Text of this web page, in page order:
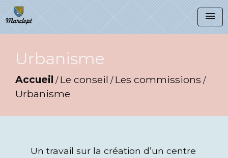
menu
Urbanisme
Accueil / Le conseil / Les commissions /
Urbanisme
Un travail sur la création d’un centre